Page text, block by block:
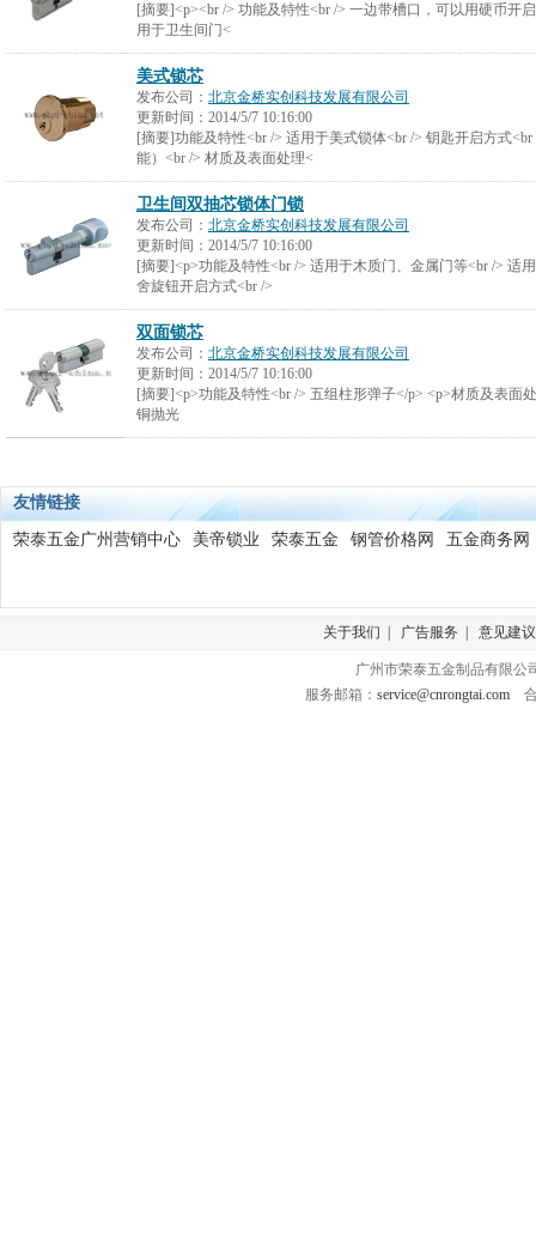
[摘要]<p><br /> 功能及特性<br /> 一边带槽口，可以用硬币开
用于卫生间门<
美式锁芯
发布公司： 北京金桥实创科技发展有限公司
更新时间： 2014/5/7 10:16:00
[摘要]功能及特性<br /> 适用于美式锁体<br /> 钥匙开启方式
能）<br /> 材质及表面处理<
卫生间双抽芯锁体门锁
发布公司： 北京金桥实创科技发展有限公司
更新时间： 2014/5/7 10:16:00
[摘要]<p>功能及特性<br /> 适用于木质门、金属门等<br /> 适
舍旋钮开启方式<br />
双面锁芯
发布公司： 北京金桥实创科技发展有限公司
更新时间： 2014/5/7 10:16:00
[摘要]<p>功能及特性<br /> 五组柱形弹子</p> <p>材质及表面
铜抛光
友情链接
荣泰五金广州营销中心 美帝锁业 荣泰五金 钢管价格网 五金商务网
关于我们 广告服务 意见建议
广州市荣泰五金制品有限
服务邮箱： service@cnrongtai.com 合